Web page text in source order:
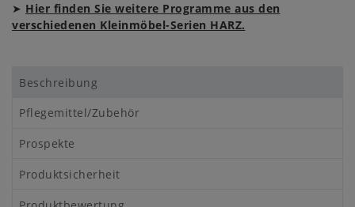
➤ Hier finden Sie weitere Programme aus den
verschiedenen Kleinmöbel-Serien HARZ.
Beschreibung
Pflegemittel/Zubehör
Prospekte
Produktsicherheit